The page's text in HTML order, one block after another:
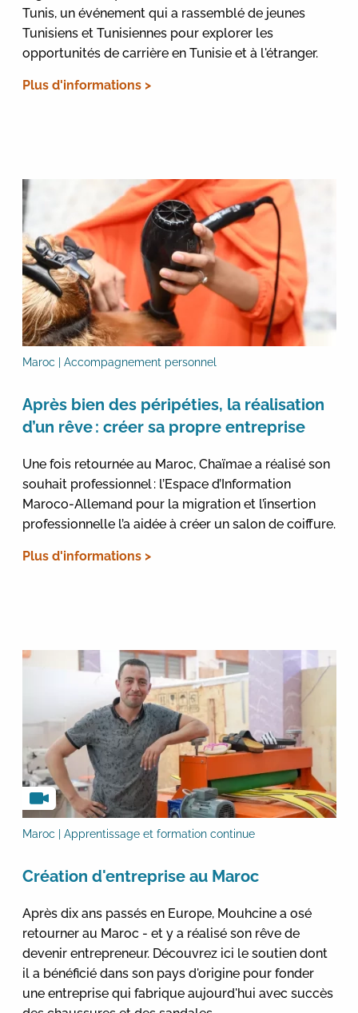
Tunis, un événement qui a rassemblé de jeunes
Tunisiens et Tunisiennes pour explorer les
opportunités de carrière en Tunisie et à l'étranger.
Plus d'informations >
Maroc | Accompagnement personnel
Après bien des péripéties, la réalisation
d’un rêve : créer sa propre entreprise
Une fois retournée au Maroc, Chaïmae a réalisé son
souhait professionnel : l’Espace d’Information
Maroco-Allemand pour la migration et l’insertion
professionnelle l’a aidée à créer un salon de coiffure.
Plus d'informations >
Maroc | Apprentissage et formation continue
Création d'entreprise au Maroc
Après dix ans passés en Europe, Mouhcine a osé
retourner au Maroc - et y a réalisé son rêve de
devenir entrepreneur. Découvrez ici le soutien dont
il a bénéficié dans son pays d'origine pour fonder
une entreprise qui fabrique aujourd'hui avec succès